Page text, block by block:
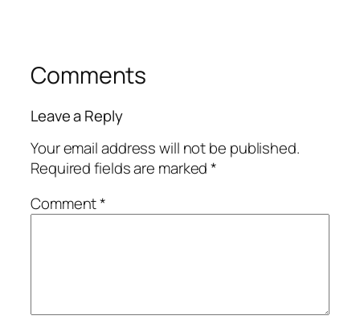
Comments
Leave a Reply
Your email address will not be published.
Required fields are marked*
Comment*